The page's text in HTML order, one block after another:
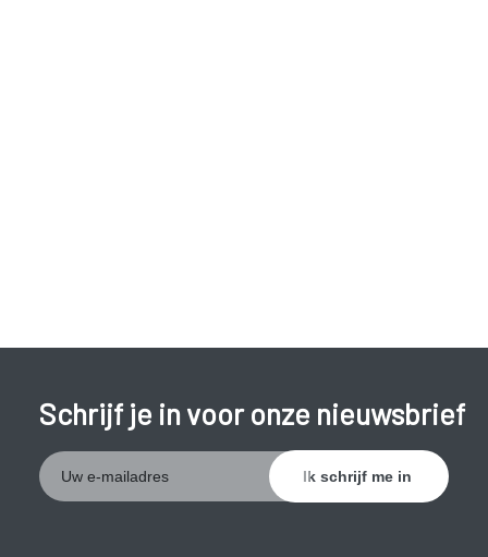
Schrijf je in voor onze nieuwsbrief